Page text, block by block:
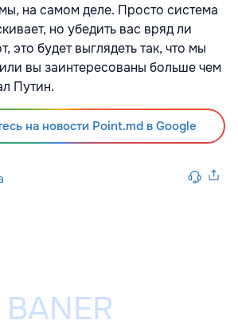
на самом деле. Просто система
но убедить вас вряд ли
это будет выглядеть так, что мы
вы заинтересованы больше чем
Путин.
на новости Point.md в Google